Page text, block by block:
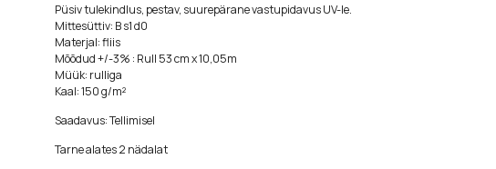
Püsiv tulekindlus, pestav, suurepärane vastupidavus UV-le.
Mittesüttiv: B s1 d0
Materjal: fliis
Mõõdud +/-3% : Rull 53 cm x 10,05m
Müük: rulliga
Kaal: 150 g/m²
Saadavus: Tellimisel
Tarne alates 2 nädalat